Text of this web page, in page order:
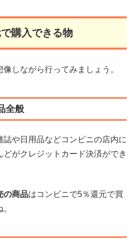
購入できる物
しながら行ってみましょう。
全般
や日用品などコンビニの店内に
がクレジットカード決済ができ
の商品はコンビニで5％還元で買